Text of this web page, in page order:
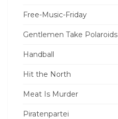
Free-Music-Friday
Gentlemen Take Polaroids
Handball
Hit the North
Meat Is Murder
Piratenpartei